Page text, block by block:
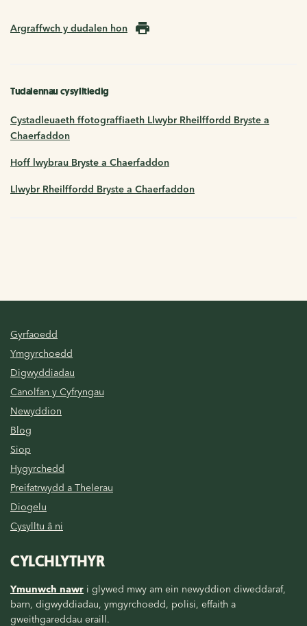
Argraffwch y dudalen hon
Tudalennau cysylltiedig
Cystadleuaeth ffotograffiaeth Llwybr Rheilffordd Bryste a
Chaerfaddon
Hoff lwybrau Bryste a Chaerfaddon
Llwybr Rheilffordd Bryste a Chaerfaddon
Gyrfaoedd
Ymgyrchoedd
Digwyddiadau
Canolfan y Cyfryngau
Newyddion
Blog
Siop
Hygyrchedd
Preifatrwydd a Thelerau
Diogelu
Cysylltu â ni
CYLCHLYTHYR
Ymunwch nawr i glywed mwy am ein newyddion diweddaraf,
barn, digwyddiadau, ymgyrchoedd, polisi, effaith a
gweithgareddau eraill.